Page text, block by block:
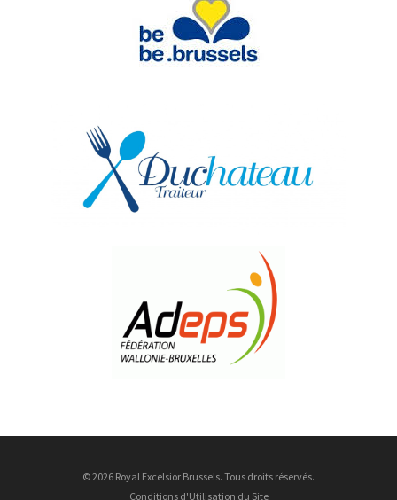
© 2026 Royal Excelsior Brussels. Tous droits réservés.
Conditions d'Utilisation du Site